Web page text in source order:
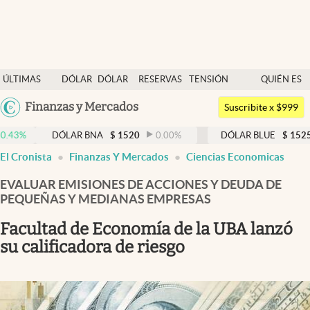
ÚLTIMAS
NOTICIAS
DÓLAR
DÓLAR
RESERVAS
TENSIÓN
GEOPOLÍTICA
QUIÉN ES
QUIÉN
Argentina
Colombia
Finanzas y Mercados
Dólar
Members
Economía y Política
Finanzas y Mercados
Mercados Online
Columnistas
Apertura
Suscribite x $999
DÓLAR BNA $ 1520 0.00% DÓLAR BLUE $ 1525 -0.33%
El Cronista Finanzas Y Mercados Ciencias Economicas
EVALUAR EMISIONES DE ACCIONES Y DEUDA DE
PEQUEÑAS Y MEDIANAS EMPRESAS
Facultad de Economía de la UBA lanzó
su calificadora de riesgo